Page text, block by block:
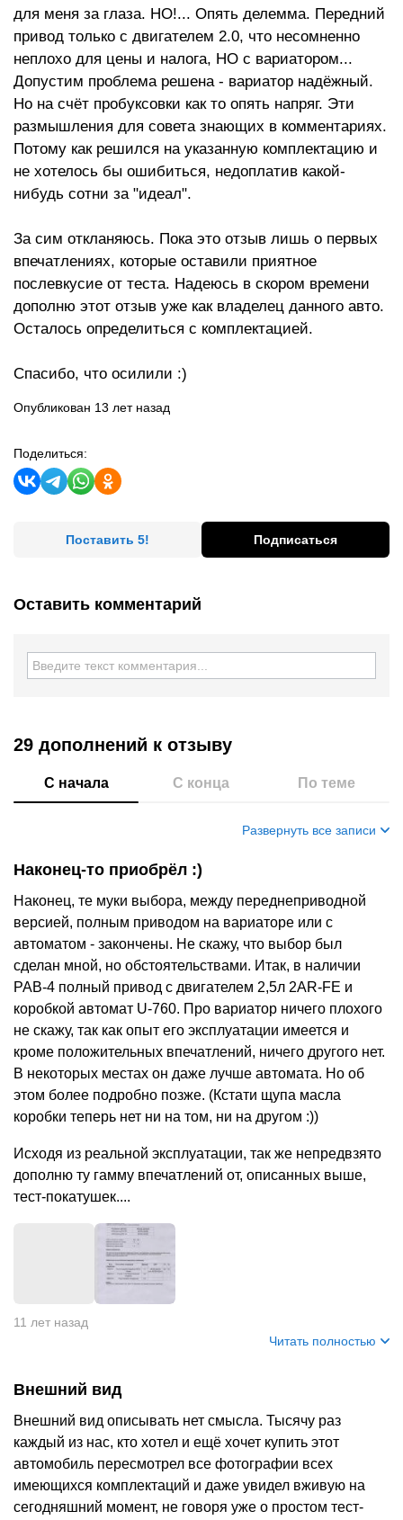
для меня за глаза. НО!... Опять делемма. Передний
привод только с двигателем 2.0, что несомненно
неплохо для цены и налога, НО с вариатором...
Допустим проблема решена - вариатор надёжный.
Но на счёт пробуксовки как то опять напряг. Эти
размышления для совета знающих в комментариях.
Потому как решился на указанную комплектацию и
не хотелось бы ошибиться, недоплатив какой-
нибудь сотни за "идеал".
За сим откланяюсь. Пока это отзыв лишь о первых
впечатлениях, которые оставили приятное
послевкусие от теста. Надеюсь в скором времени
дополню этот отзыв уже как владелец данного авто.
Осталось определиться с комплектацией.
Спасибо, что осилили :)
Опубликован 13 лет назад
Поделиться:
Поставить 5! Подписаться
Оставить комментарий
29 дополнений к отзыву
С начала С конца По теме
Развернуть все записи
Наконец-то приобрёл :)
Наконец, те муки выбора, между переднеприводной
версией, полным приводом на вариаторе или с
автоматом - закончены. Не скажу, что выбор был
сделан мной, но обстоятельствами. Итак, в наличии
РАВ-4 полный привод с двигателем 2,5л 2AR-FE и
коробкой автомат U-760. Про вариатор ничего плохого
не скажу, так как опыт его эксплуатации имеется и
кроме положительных впечатлений, ничего другого нет.
В некоторых местах он даже лучше автомата. Но об
этом более подробно позже. (Кстати щупа масла
коробки теперь нет ни на том, ни на другом :))
Исходя из реальной эксплуатации, так же непредвзято
дополню ту гамму впечатлений от, описанных выше,
тест-покатушек....
11 лет назад
Читать полностью
Внешний вид
Внешний вид описывать нет смысла. Тысячу раз
каждый из нас, кто хотел и ещё хочет купить этот
автомобиль пересмотрел все фотографии всех
имеющихся комплектаций и даже увидел вживую на
сегодняшний момент, не говоря уже о простом тест-